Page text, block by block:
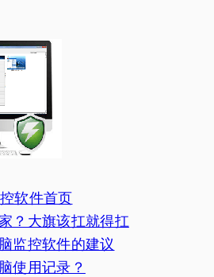
软件首页
？大旗该扛就得扛
监控软件的建议
使用记录？